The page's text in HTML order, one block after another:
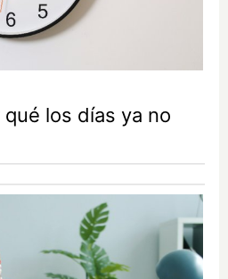
los días ya no